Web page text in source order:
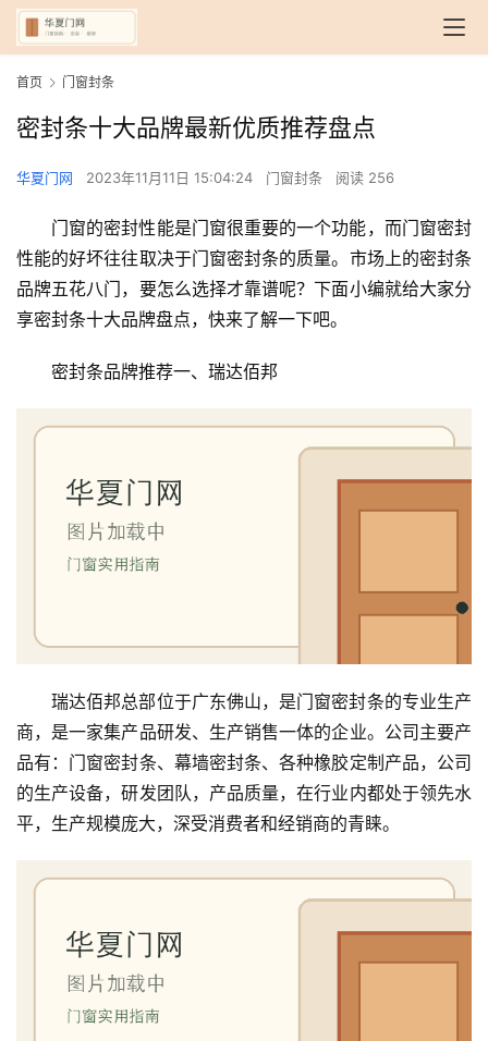
首页 门窗封条
密封条十大品牌最新优质推荐盘点
华夏门网 2023年11月11日 15:04:24 门窗封条 阅读 256
门窗的密封性能是门窗很重要的一个功能，而门窗密封
性能的好坏往往取决于门窗密封条的质量。市场上的密封条
品牌五花八门，要怎么选择才靠谱呢？下面小编就给大家分
享密封条十大品牌盘点，快来了解一下吧。
密封条品牌推荐一、瑞达佰邦
瑞达佰邦总部位于广东佛山，是门窗密封条的专业生产
商，是一家集产品研发、生产销售一体的企业。公司主要产
品有：门窗密封条、幕墙密封条、各种橡胶定制产品，公司
的生产设备，研发团队，产品质量，在行业内都处于领先水
平，生产规模庞大，深受消费者和经销商的青睐。